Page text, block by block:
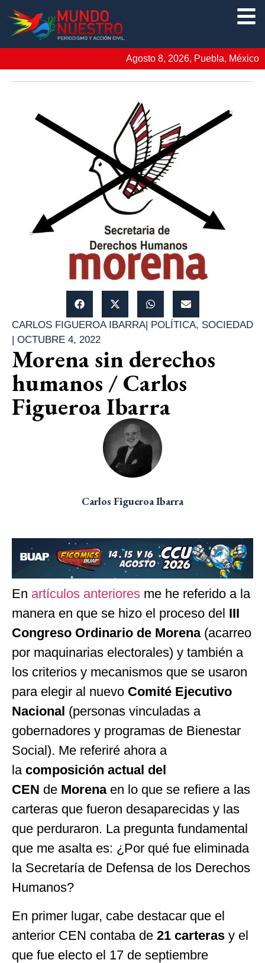
Agosto 8, 2026, Puebla, México
CARLOS FIGUEROA IBARRA| POLÍTICA, SOCIEDAD
| OCTUBRE 4, 2022
Morena sin derechos
humanos / Carlos
Figueroa Ibarra
Carlos Figueroa Ibarra
En artículos anteriores me he referido a la
manera en que se hizo el proceso del III
Congreso Ordinario de Morena(acarreo
por maquinarias electorales) y también a
los criterios y mecanismos que se usaron
para elegir al nuevo Comité Ejecutivo
Nacional (personas vinculadas a
gobernadores y programas de Bienestar
Social). Me referiré ahora a
la composición actual del
CEN de Morenaen lo que se refiere a las
carteras que fueron desaparecidas y las
que perduraron. La pregunta fundamental
que me asalta es: ¿Por qué fue eliminada
la Secretaría de Defensa de los Derechos
Humanos?
En primer lugar, cabe destacar que el
anterior CEN contaba de 21 carteras y el
que fue electo el 17 de septiembre